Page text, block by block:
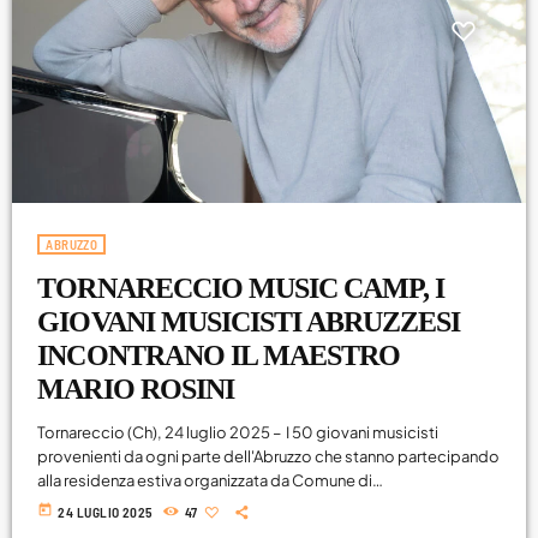
Attualità
Blog
Eventi
Fumetti
Highlights
Lazio
ABRUZZO
TORNARECCIO MUSIC CAMP, I
GIOVANI MUSICISTI ABRUZZESI
INCONTRANO IL MAESTRO
MARIO ROSINI
Tornareccio (Ch), 24 luglio 2025 – I 50 giovani musicisti
provenienti da ogni parte dell'Abruzzo che stanno partecipando
alla residenza estiva organizzata da Comune di
Tornareccio, associazione culturale L'Olandese Volante e
today 24 LUGLIO 2025 47